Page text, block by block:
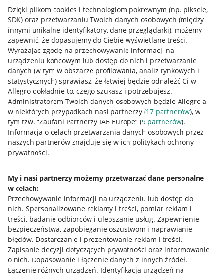
Dzięki plikom cookies i technologiom pokrewnym (np. piksele,
SDK) oraz przetwarzaniu Twoich danych osobowych (między
innymi unikalne identyfikatory, dane przeglądarki), możemy
zapewnić, że dopasujemy do Ciebie wyświetlane treści.
Wyrażając zgodę na przechowywanie informacji na
urządzeniu końcowym lub dostęp do nich i przetwarzanie
danych (w tym w obszarze profilowania, analiz rynkowych i
statystycznych) sprawiasz, że łatwiej będzie odnaleźć Ci w
Allegro dokładnie to, czego szukasz i potrzebujesz.
Administratorem Twoich danych osobowych będzie Allegro a
w niektórych przypadkach nasi partnerzy (17 partnerów), w
tym tzw. “Zaufani Partnerzy IAB Europe” (9 partnerów).
Informacja o celach przetwarzania danych osobowych przez
naszych partnerów znajduje się w ich politykach ochrony
prywatności.
My i nasi partnerzy możemy przetwarzać dane personalne
w celach:
Przechowywanie informacji na urządzeniu lub dostęp do
nich. Spersonalizowane reklamy i treści, pomiar reklam i
treści, badanie odbiorców i ulepszanie usług. Zapewnienie
bezpieczeństwa, zapobieganie oszustwom i naprawianie
błędów. Dostarczanie i prezentowanie reklam i treści.
Zapisanie decyzji dotyczących prywatności oraz informowanie
o nich. Dopasowanie i łączenie danych z innych źródeł.
Łączenie różnych urządzeń. Identyfikacja urządzeń na
Nawigacja
Przydatne informacje
Jak to działa
Allegro Gadane dla sprzedających
Allegro Gadane dla kupujących
Mapa miejscowości
Informacje prawne
Regulamin